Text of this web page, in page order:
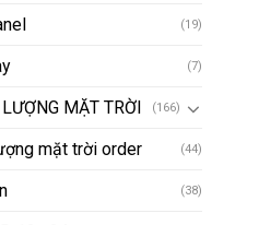
(19)
(7)
MẶT TRỜI (166)
mặt trời order (44)
(38)